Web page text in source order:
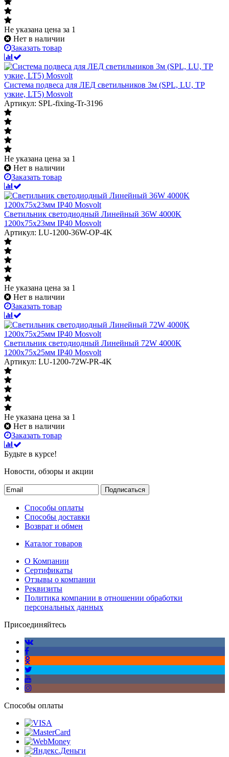
Не указана цена за 1
Нет в наличии
Заказать товар
Система подвеса для ЛЕД светильников 3м (SPL, LU, TP
узкие, LT5) Mosvolt
Артикул: SPL-fixing-Tr-3196
Не указана цена за 1
Нет в наличии
Заказать товар
Светильник светодиодный Линейный 36W 4000K
1200х75х23мм IP40 Mosvolt
Артикул: LU-1200-36W-OP-4K
Не указана цена за 1
Нет в наличии
Заказать товар
Светильник светодиодный Линейный 72W 4000K
1200х75х25мм IP40 Mosvolt
Артикул: LU-1200-72W-PR-4K
Не указана цена за 1
Нет в наличии
Заказать товар
Будьте в курсе!
Новости, обзоры и акции
Подписаться
Способы оплаты
Способы доставки
Возврат и обмен
Каталог товаров
О Компании
Сертификаты
Отзывы о компании
Реквизиты
Политика компании в отношении обработки
персональных данных
Присоединяйтесь
Способы оплаты